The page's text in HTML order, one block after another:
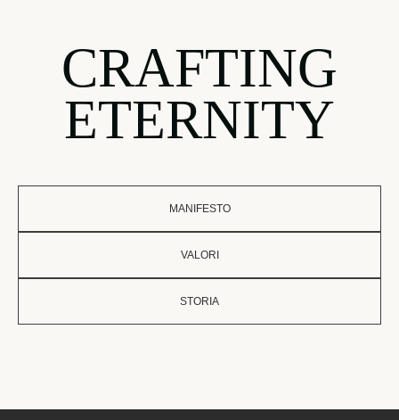
CRAFTING
ETERNITY
MANIFESTO
VALORI
STORIA